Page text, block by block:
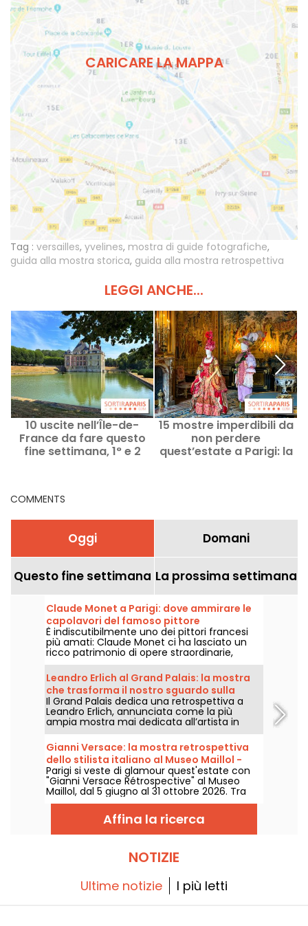
CARICARE LA MAPPA
Tag : versailles, yvelines, mostra di guide fotografiche,
guida alla mostra storica, guida alla mostra retrospettiva
LEGGI ANCHE...
10 uscite nell’Île-de-
France da fare questo
fine settimana, 1° e 2
15 mostre imperdibili da
non perdere
quest’estate a Parigi: la
COMMENTS
Oggi Domani
Questo fine settimana La prossima settimana
Claude Monet a Parigi: dove ammirare le
capolavori del famoso pittore
impressionista nella capitale?
È indiscutibilmente uno dei pittori francesi
più amati: Claude Monet ci ha lasciato un
ricco patrimonio di opere straordinarie,
molte delle quali sono esposte nei musei di
Parigi. Seguite la guida!
Leandro Erlich al Grand Palais: la mostra
che trasforma il nostro sguardo sulla
realtà - le nostre foto
Il Grand Palais dedica una retrospettiva a
Leandro Erlich, annunciata come la più
ampia mostra mai dedicata all’artista in
Europa. Appuntamento dal 2 giugno al 6
settembre 2026 per esplorare l’universo
singolare di Leandro Erlich, celebre per
installazioni che sfidano i nostri riferimenti e
la percezione dello spazio pubblico.
Gianni Versace: la mostra retrospettiva
dello stilista italiano al Museo Maillol -
proroghe
Parigi si veste di glamour quest'estate con
"Gianni Versace Rétrospective" al Museo
Maillol, dal 5 giugno al 31 ottobre 2026. Tra
barocco e overdose di stampe, la mostra di
moda retrò promette colori e stravaganza,
all'altezza della leggenda.
Affina la ricerca
NOTIZIE
Ultime notizie I più letti